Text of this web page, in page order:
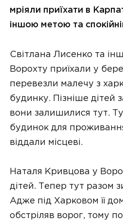
мріяли приїхати в
іншою метою та
Світлана Лисенко та
Ворохту приїхали у
перевезли малечу з
будинку. Пізніше дітей
вони залишилися тут.
будинок для
віддали місцеві.
Наталя Кривцова у
дітей. Тепер тут разом
Адже під Харковом її
обстріляв ворог, тому